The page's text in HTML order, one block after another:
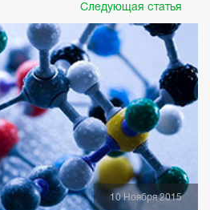
Следующая статья
10 Ноября 2015